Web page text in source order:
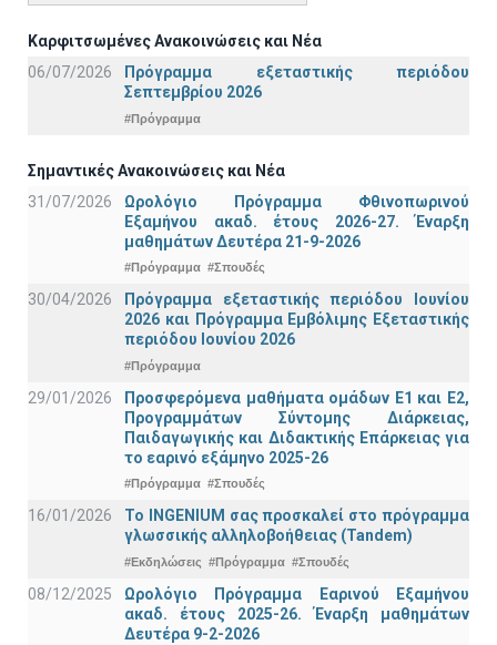
Καρφιτσωμένες Ανακοινώσεις και Νέα
06/07/2026
Πρόγραμμα εξεταστικής περιόδου
Σεπτεμβρίου 2026
#Πρόγραμμα
Σημαντικές Ανακοινώσεις και Νέα
31/07/2026
Ωρολόγιο Πρόγραμμα Φθινοπωρινού
Εξαμήνου ακαδ. έτους 2026-27. Έναρξη
μαθημάτων Δευτέρα 21-9-2026
#Πρόγραμμα #Σπουδές
30/04/2026
Πρόγραμμα εξεταστικής περιόδου Ιουνίου
2026 και Πρόγραμμα Εμβόλιμης Εξεταστικής
περιόδου Ιουνίου 2026
#Πρόγραμμα
29/01/2026
Προσφερόμενα μαθήματα ομάδων Ε1 και Ε2,
Προγραμμάτων Σύντομης Διάρκειας,
Παιδαγωγικής και Διδακτικής Επάρκειας για
το εαρινό εξάμηνο 2025-26
#Πρόγραμμα #Σπουδές
16/01/2026
Το INGENIUM σας προσκαλεί στο πρόγραμμα
γλωσσικής αλληλοβοήθειας (Tandem)
#Εκδηλώσεις #Πρόγραμμα #Σπουδές
08/12/2025
Ωρολόγιο Πρόγραμμα Εαρινού Εξαμήνου
ακαδ. έτους 2025-26. Έναρξη μαθημάτων
Δευτέρα 9-2-2026